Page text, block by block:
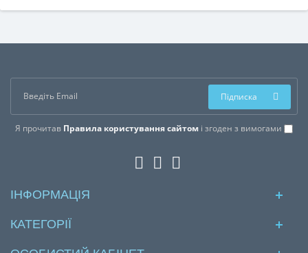
Я прочитав Правила користування сайтом і згоден з вимогами
Підписка
ІНФОРМАЦІЯ
КАТЕГОРІЇ